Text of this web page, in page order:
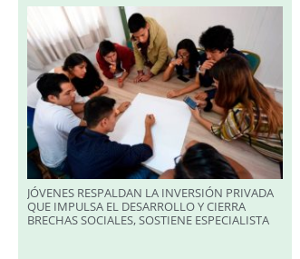
JÓVENES RESPALDAN LA INVERSIÓN PRIVADA
QUE IMPULSA EL DESARROLLO Y CIERRA
BRECHAS SOCIALES, SOSTIENE ESPECIALISTA